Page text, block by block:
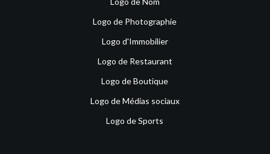
Logo de Photographie
Logo d'Immobilier
Logo de Restaurant
Logo de Boutique
Logo de Médias sociaux
Logo de Sports